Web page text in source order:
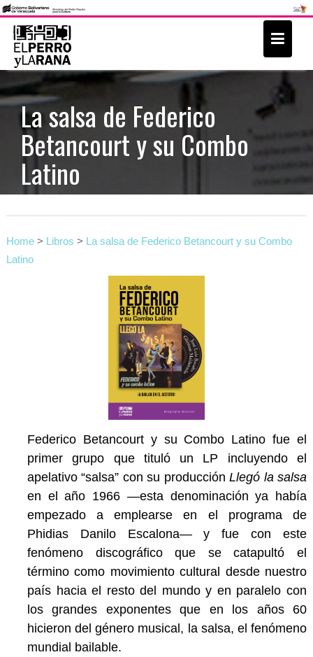
t
La salsa de Federico
Betancourt y su Combo
Latino
Home> Libros > La salsa de Federico Betancourt y su Combo
Latino
Federico Betancourt y su Combo Latino fue el
primer grupo que tituló un LP incluyendo el
apelativo “salsa” con su producciónLlegó la salsa
en el año 1966 —esta denominación ya había
empezado a emplearse en el programa de
Phidias Danilo Escalona— y fue con este
fenómeno discográfico que se catapultó el
término como movimiento cultural desde nuestro
país hacia el resto del mundo y en paralelo con
los grandes exponentes que en los años 60
hicieron del género musical, la salsa, el fenómeno
mundial bailable.